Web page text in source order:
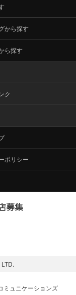
から探す
ら探す
ク
ポリシー
ミュニケーションズ